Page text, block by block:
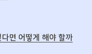
면 어떻게 해야 할까